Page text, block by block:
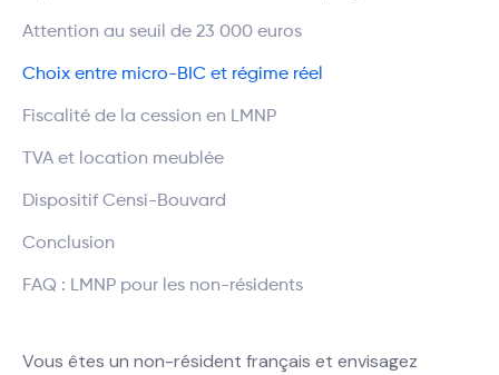
Attention au seuil de 23 000 euros
Choix entre micro-BIC et régime réel
Fiscalité de la cession en LMNP
TVA et location meublée
Dispositif Censi-Bouvard
Conclusion
FAQ : LMNP pour les non-résidents
Vous êtes un non-résident français et envisagez